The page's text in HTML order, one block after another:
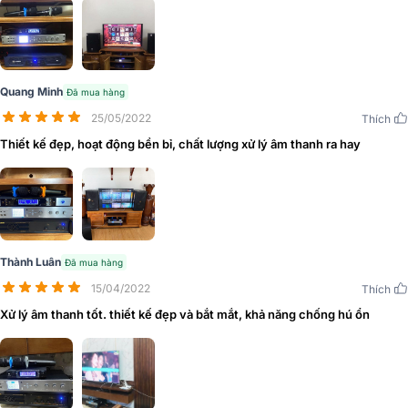
Các chi tiết được bố trí ở mặt trước và sau đều rất chi tiết và dễ
hiểu. Mặt trước là hệ thống các nút chức năng, nút điều chỉnh, màn
hình lớn hiển thị thông số cùng quá trình hoạt động. Mặt sau là các
Với kích thước cùng trọng lượng nhỏ gọn nên người dùng có thể bố
trí vang số tại nhiều vị trí không gian cho thuận tiện và hợp lý nhất.
Đánh giá chất lượng vang số AAP K9800 New 2020
Trang bị 6 đường tín hiệu
Vang sốAAP K9800 New 2020 được trang bị 6 đường tín hiệu ra
Quang Minh Đã mua hàng
25/05/2022 Thích
Thiết kế đẹp, hoạt động bền bỉ, chất lượng xử lý âm thanh ra hay
Thành Luân Đã mua hàng
15/04/2022 Thích
Xử lý âm thanh tốt. thiết kế đẹp và bắt mắt, khả năng chống hú ổn